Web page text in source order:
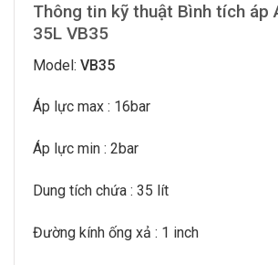
Thông tin kỹ thuật Bình tích áp
35L VB35
Model: VB35
Áp lực max : 16bar
Áp lực min : 2bar
Dung tích chứa : 35 lít
Đường kính ống xả : 1 inch